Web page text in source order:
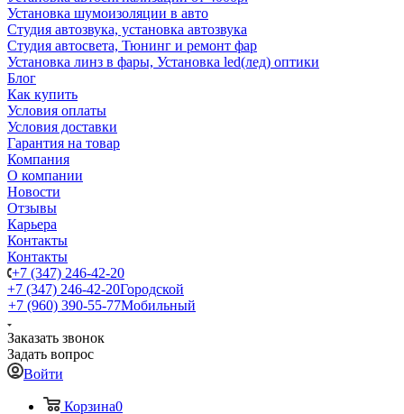
Установка шумоизоляции в авто
Студия автозвука, установка автозвука
Студия автосвета, Тюнинг и ремонт фар
Установка линз в фары, Установка led(лед) оптики
Блог
Как купить
Условия оплаты
Условия доставки
Гарантия на товар
Компания
О компании
Новости
Отзывы
Карьера
Контакты
Контакты
+7 (347) 246-42-20
+7 (347) 246-42-20Городской
+7 (960) 390-55-77Мобильный
Заказать звонок
Задать вопрос
Войти
Корзина0